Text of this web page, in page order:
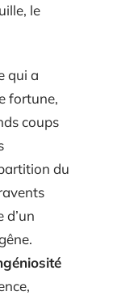
le
qui a
fortune,
coups
du
d’un